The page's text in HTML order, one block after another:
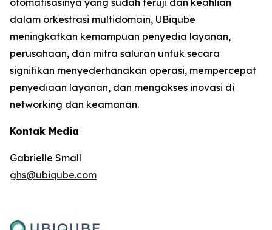
otomatisasinya yang sudah teruji dan keahlian
dalam orkestrasi multidomain, UBiqube
meningkatkan kemampuan penyedia layanan,
perusahaan, dan mitra saluran untuk secara
signifikan menyederhanakan operasi, mempercepat
penyediaan layanan, dan mengakses inovasi di
networking dan keamanan.
Kontak Media
Gabrielle Small
ghs@ubiqube.com